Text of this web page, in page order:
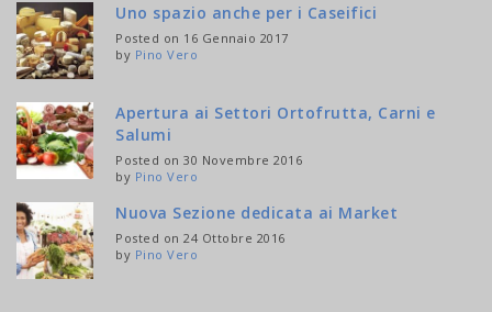
Uno spazio anche per i Caseifici
Posted on 16 Gennaio 2017
by Pino Vero
Apertura ai Settori Ortofrutta, Carni e
Salumi
Posted on 30 Novembre 2016
by Pino Vero
Nuova Sezione dedicata ai Market
Posted on 24 Ottobre 2016
by Pino Vero